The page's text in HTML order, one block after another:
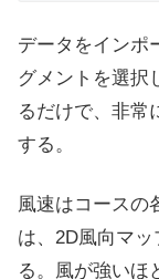
データをインポ
グメントを選択
るだけで、非常
する。
風速はコースの
は、2D風向マ
る。
風が強いほ